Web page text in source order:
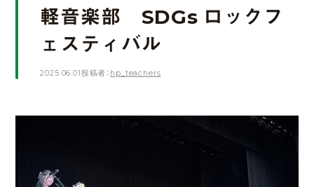
軽音楽部 SDGs ロックフ
ェスティバル
2025.06.01投稿者： hp_teachers